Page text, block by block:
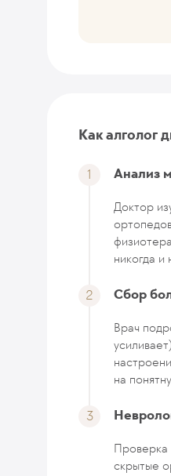
Как алголог
Анализ
Доктор
никогда и
Сбор
Врач
на
Проверка
скрытые